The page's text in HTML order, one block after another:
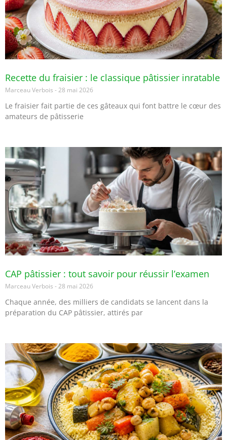
Recette du fraisier : le classique pâtissier inratable
Marceau Verbois 28 mai 2026
Le fraisier fait partie de ces gâteaux qui font battre le cœur des
amateurs de pâtisserie
CAP pâtissier : tout savoir pour réussir l’examen
Marceau Verbois 28 mai 2026
Chaque année, des milliers de candidats se lancent dans la
préparation du CAP pâtissier, attirés par